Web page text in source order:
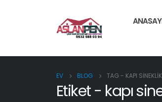
EV BLOG TAG - KAPI SINEKLIK
Etiket - kapı